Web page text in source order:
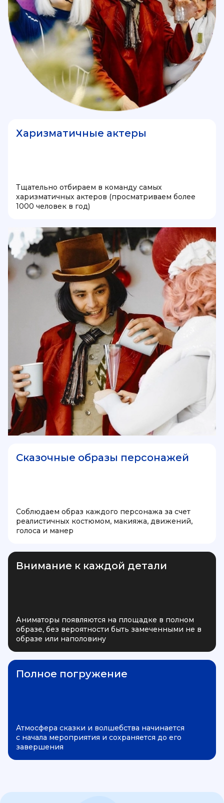
Харизматичные актеры
Тщательно отбираем в команду самых
харизматичных актеров (просматриваем более
1000 человек в год)
Сказочные образы персонажей
Соблюдаем образ каждого персонажа за счет
реалистичных костюмом, макияжа, движений,
голоса и манер
Внимание к каждой детали
Аниматоры появляются на площадке в полном
образе, без вероятности быть замеченными не в
образе или наполовину
Полное погружение
Атмосфера сказки и волшебства начинается
с начала мероприятия и сохраняется до его
завершения